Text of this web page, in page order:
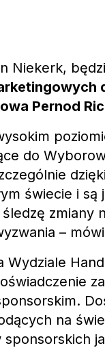
Niekerk,
Pernod
do
świecie i są
zmiany
–
Wydziale
na